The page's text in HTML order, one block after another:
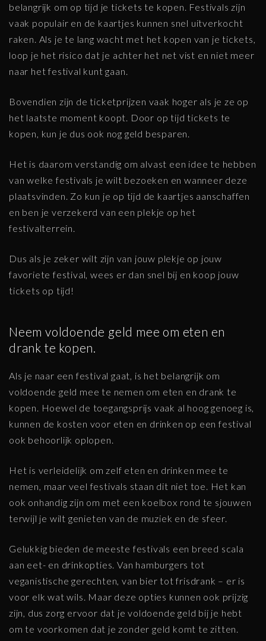
belangrijk om op tijd je tickets te kopen. Festivals zijn
vaak populair en de kaartjes kunnen snel uitverkocht
raken. Als je te lang wacht met het kopen van je tickets,
loop je het risico dat je achter het net vist en niet meer
naar het festival kunt gaan.
Bovendien zijn de ticketprijzen vaak hoger als je ze op
het laatste moment koopt. Door op tijd tickets te
kopen, kun je dus ook nog geld besparen.
Het is daarom verstandig om alvast een idee te hebben
van welke festivals je wilt bezoeken en wanneer deze
plaatsvinden. Zo kun je op tijd de kaartjes aanschaffen
en ben je verzekerd van een plekje op het
festivalterrein.
Dus als je zeker wilt zijn van jouw plekje op jouw
favoriete festival, wees er dan snel bij en koop jouw
tickets op tijd!
Neem voldoende geld mee om eten en
drank te kopen.
Als je naar een festival gaat, is het belangrijk om
voldoende geld mee te nemen om eten en drank te
kopen. Hoewel de toegangsprijs vaak al hoog genoeg is,
kunnen de kosten voor eten en drinken op een festival
ook behoorlijk oplopen.
Het is verleidelijk om zelf eten en drinken mee te
nemen, maar veel festivals staan dit niet toe. Het kan
ook onhandig zijn om met een koelbox rond te sjouwen
terwijl je wilt genieten van de muziek en de sfeer.
Gelukkig bieden de meeste festivals een breed scala
aan eet- en drinkopties. Van hamburgers tot
veganistische gerechten, van bier tot frisdrank – er is
voor elk wat wils. Maar deze opties kunnen ook prijzig
zijn, dus zorg ervoor dat je voldoende geld bij je hebt
om te voorkomen dat je zonder geld komt te zitten.